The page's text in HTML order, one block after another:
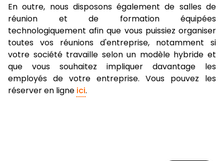
En outre, nous disposons également de salles de
réunion et de formation équipées
technologiquement afin que vous puissiez organiser
toutes vos réunions d'entreprise, notamment si
votre société travaille selon un modèle hybride et
que vous souhaitez impliquer davantage les
employés de votre entreprise. Vous pouvez les
réserver en ligne ici.